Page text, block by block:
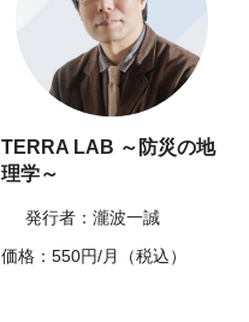
TERRA LAB ～防災の地
理学～
発行者：瀧波一誠
価格：550円/月（税込）